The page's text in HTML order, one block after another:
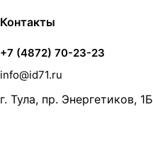
Контакты
+7 (4872) 70-23-23
info@id71.ru
г. Тула, пр. Энергетиков, 1Б